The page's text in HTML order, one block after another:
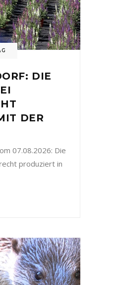
DIE
DER
07.08.2026: Die
produziert in